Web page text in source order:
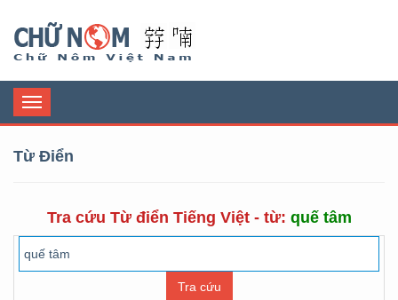
Toggle
navigation
Từ Điển
Tra cứu Từ điển Tiếng Việt - từ: quế tâm